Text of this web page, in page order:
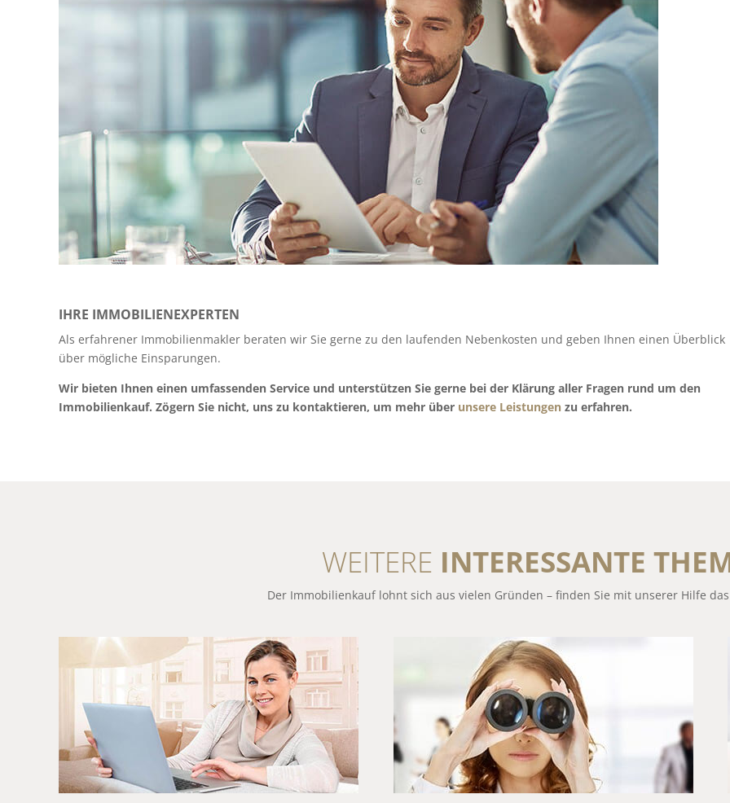
IHRE IMMOBILIENEXPERTEN
Als erfahrener Immobilienmakler beraten wir Sie gerne zu den laufenden Nebenkosten und geben Ihnen einen Überblick
über mögliche Einsparungen.
Wir bieten Ihnen einen umfassenden Service und unterstützen Sie gerne bei der Klärung aller Fragen rund um den
Immobilienkauf. Zögern Sie nicht, uns zu kontaktieren, um mehr über unsere Leistungen zu erfahren.
WEITERE INTERESSANTE
Der Immobilienkauf lohnt sich aus vielen Gründen – finden Sie mit unserer Hilfe